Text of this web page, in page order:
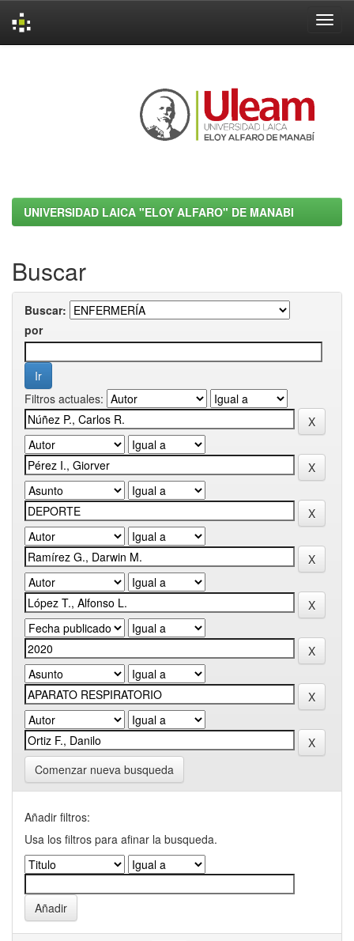
UNIVERSIDAD LAICA "ELOY ALFARO" DE MANABI
Buscar
Buscar:
por
Filtros actuales:
Comenzar nueva busqueda
Añadir filtros:
Usa los filtros para afinar la busqueda.